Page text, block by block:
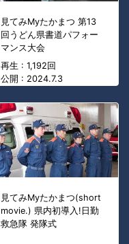
見てみMyたかまつ 第13
回うどん県書道パフォー
マンス大会
再生 : 1,192回
公開 : 2024.7.3
見てみMyたかまつ(short
movie.) 県内初導入!日勤
救急隊 発隊式